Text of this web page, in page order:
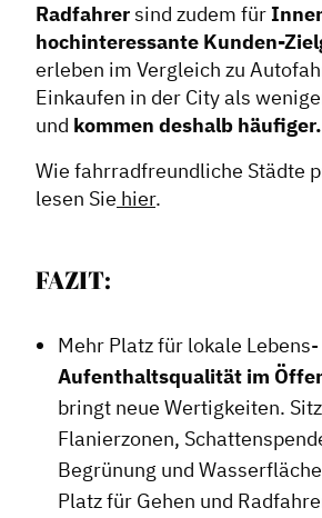
Radfahrersind zudem für
hochinteressante Kunden-
erleben im Vergleich zu
Einkaufen in der City als
und kommen deshalb häufiger.
Wie fahrradfreundliche Städte
lesen Sie hier.
FAZIT:
Mehr Platz für lokale Lebens-
Aufenthaltsqualität im
bringt neue Wertigkeiten.
Flanierzonen,
Begrünung und
Platz für Gehen und